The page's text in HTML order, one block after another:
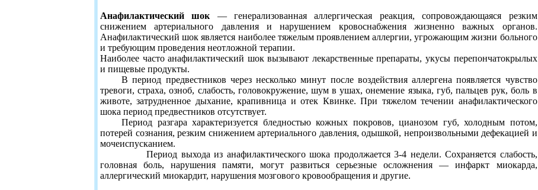
Анафилактический шок
— генерализованная аллергическая реакция, сопровождающаяся резким
снижением артериального давления и нарушением кровоснабжения жизненно важных органов.
Анафилактический шок является наиболее тяжелым проявлением аллергии, угрожающим жизни больного
и требующим проведения неотложной терапии.
Наиболее часто анафилактический шок вызывают лекарственные препараты, укусы перепончатокрылых
и пищевые продукты.
В период предвестников через несколько минут после воздействия аллергена появляется чувство
тревоги, страха, озноб, слабость, головокружение, шум в ушах, онемение языка, губ, пальцев рук, боль в
животе, затрудненное дыхание, крапивница и отек Квинке. При тяжелом течении анафилактического
шока период предвестников отсутствует.
Период разгара характеризуется бледностью кожных покровов, цианозом губ, холодным потом,
потерей сознания, резким снижением артериального давления, одышкой, непроизвольными дефекацией и
мочеиспусканием.
Период выхода из анафилактического шока продолжается 3-4 недели. Сохраняется слабость,
головная боль, нарушения памяти, могут развиться серьезные осложнения — инфаркт миокарда,
аллергический миокардит, нарушения мозгового кровообращения и другие.